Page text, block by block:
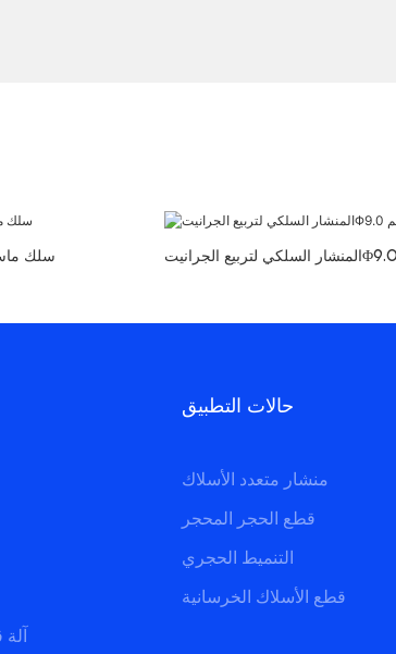
سلك ماسي
حالات التطبيق
منشار متعدد الأسلاك
قطع الحجر المحجر
التنميط الحجري
قطع الأسلاك الخرسانية